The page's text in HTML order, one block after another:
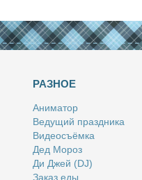
РАЗНОЕ
Ани­ма­тор
Ве­ду­щий празд­ни­ка
Ви­део­съём­ка
Дед Мо­роз
Ди Джей (DJ)
За­каз еды